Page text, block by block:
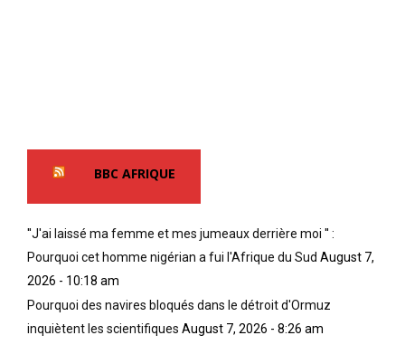
BBC AFRIQUE
''J'ai laissé ma femme et mes jumeaux derrière moi '' :
Pourquoi cet homme nigérian a fui l'Afrique du Sud August 7,
2026 - 10:18 am
Pourquoi des navires bloqués dans le détroit d'Ormuz
inquiètent les scientifiques August 7, 2026 - 8:26 am